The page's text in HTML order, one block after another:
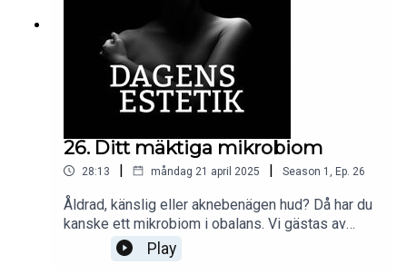
26. Ditt mäktiga mikrobiom
28:13 | måndag 21 april 2025 | Season 1 Ep. 26
Åldrad, känslig eller aknebenägen hud? Då har du
kanske ett mikrobiom i obalans. Vi gästas av
Trevor Steyn, forskare och grundare av det
sydafrikanska, ekologiska hudvårdsmärket Esse
Play